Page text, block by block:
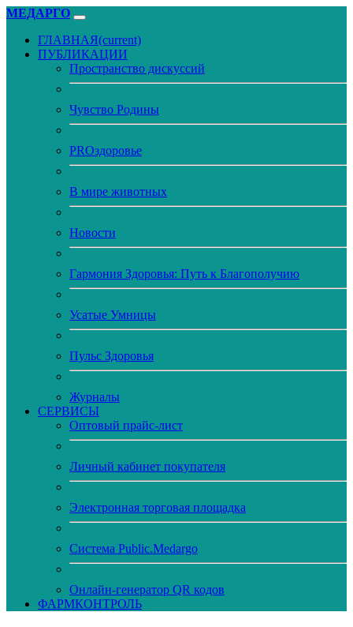
МЕДАРГО
ГЛАВНАЯ(current)
ПУБЛИКАЦИИ
Пространство дискуссий
Чувство Родины
PROздоровье
В мире животных
Новости
Гармония Здоровья: Путь к Благополучию
Усатые Умницы
Пульс Здоровья
Журналы
CЕРВИСЫ
Оптовый прайс-лист
Личный кабинет покупателя
Электронная торговая площадка
Система Public.Medargo
Онлайн-генератор QR кодов
ФАРМКОНТРОЛЬ